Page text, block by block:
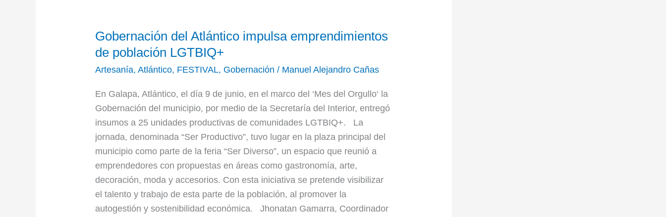
Gobernación del Atlántico impulsa emprendimientos
de población LGTBIQ+
Artesanía,Atlántico, FESTIVAL, Gobernación / Manuel Alejandro Cañas
En Galapa, Atlántico, el día 9 de junio, en el marco del ‘Mes del Orgullo‘ la
Gobernación del municipio, por medio de la Secretaría del Interior, entregó
insumos a 25 unidades productivas de comunidades LGTBIQ+. La
jornada, denominada “Ser Productivo”, tuvo lugar en la plaza principal del
municipio como parte de la feria “Ser Diverso”, un espacio que reunió a
emprendedores con propuestas en áreas como gastronomía, arte,
decoración, moda y accesorios. Con esta iniciativa se pretende visibilizar
el talento y trabajo de esta parte de la población, al promover la
autogestión y sostenibilidad económica. Jhonatan Gamarra, Coordinador
del
Atlántico
de
población
LGTBIQ+